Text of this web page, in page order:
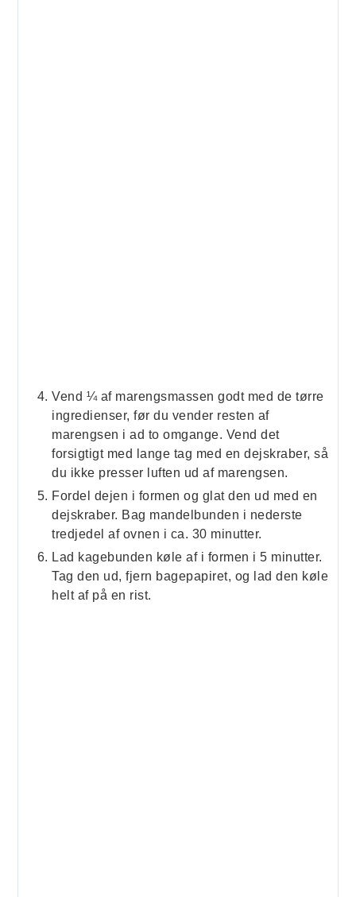
Vend ¼ af marengsmassen godt med de tørre
ingredienser, før du vender resten af
marengsen i ad to omgange. Vend det
forsigtigt med lange tag med en dejskraber, så
du ikke presser luften ud af marengsen.
Fordel dejen i formen og glat den ud med en
dejskraber. Bag mandelbunden i nederste
tredjedel af ovnen i ca. 30 minutter.
Lad kagebunden køle af i formen i 5 minutter.
Tag den ud, fjern bagepapiret, og lad den køle
helt af på en rist.